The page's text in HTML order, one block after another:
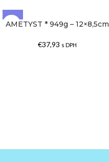
SOLD OUT
AMETYST * 949g – 12×8,5cm
€37,93 s DPH